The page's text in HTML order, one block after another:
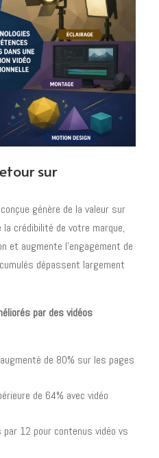
sur
génère de la valeur sur
crédibilité de votre marque,
et augmente l'engagement de
dépassent largement
par des vidéos
de 80% sur les pages
de 64% avec vidéo
12 pour contenus vidéo vs